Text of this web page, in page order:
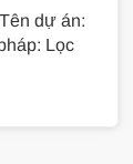
dự án:
Lọc